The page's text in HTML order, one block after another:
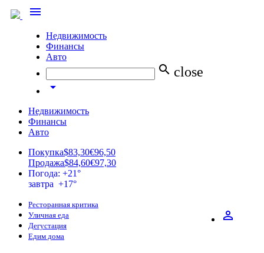
menu
Недвижимость
Финансы
Авто
search close
arrow_drop_down
Недвижимость
Финансы
Авто
Покупка$83,30€96,50
Продажа$84,60€97,30
Погода: +21°
завтра +17°
perm_identity
Ресторанная критика
Уличная еда
Дегустация
Едим дома